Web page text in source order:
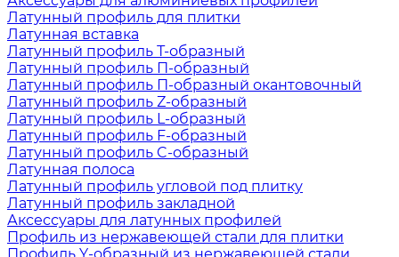
Латунный профиль для плитки
Латунная вставка
Латунный профиль Т-образный
Латунный профиль П-образный
Латунный профиль П-образный окантовочный
Латунный профиль Z-образный
Латунный профиль L-образный
Латунный профиль F-образный
Латунный профиль C-образный
Латунная полоса
Латунный профиль угловой под плитку
Латунный профиль закладной
Аксессуары для латунных профилей
Профиль из нержавеющей стали для плитки